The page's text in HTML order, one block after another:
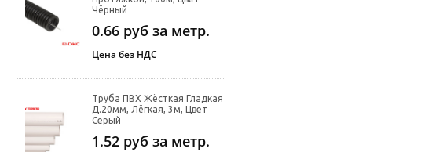
Чёрный
0.66 руб за метр.
Цена без НДС
Труба ПВХ Жёсткая Гладкая
Д.20мм, Лёгкая, 3м, Цвет
Серый
1.52 руб за метр.